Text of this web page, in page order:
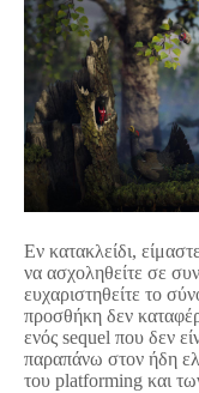
Εν κατακλείδι,
να ασχοληθείτε σε
ευχαριστηθείτε το
προσθήκη δεν
ενός sequel που δεν
παραπάνω στον ήδη
του platforming και